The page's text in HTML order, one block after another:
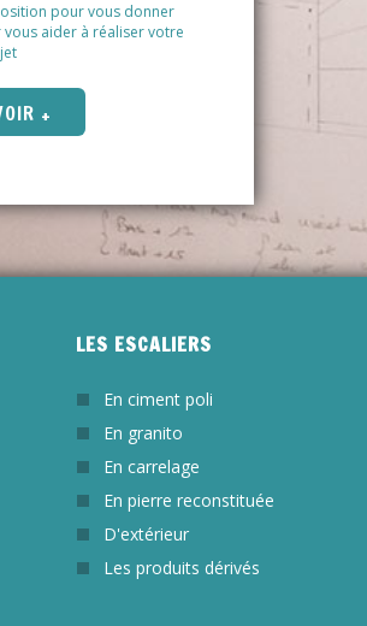
pour vous donner
aider à réaliser votre
+
LES ESCALIERS
En ciment poli
En granito
En carrelage
En pierre reconstituée
D'extérieur
Les produits dérivés